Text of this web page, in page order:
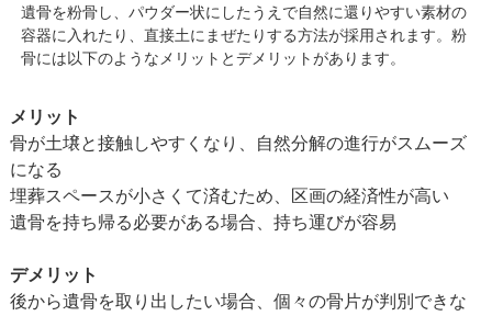
遺骨を粉骨し、パウダー状にしたうえで自然に還りやすい素材の
容器に入れたり、直接土にまぜたりする方法が採用されます。粉
骨には以下のようなメリットとデメリットがあります。
メリット
骨が土壌と接触しやすくなり、自然分解の進行がスムーズ
になる
埋葬スペースが小さくて済むため、区画の経済性が高い
遺骨を持ち帰る必要がある場合、持ち運びが容易
デメリット
後から遺骨を取り出したい場合、個々の骨片が判別できな